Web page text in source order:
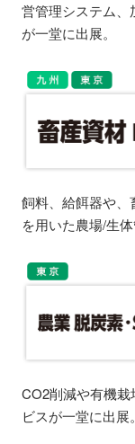
営管理システム、
が一堂に出展。
飼料、給餌器や
を用いた農場/生
CO2削減や有機
ビスが一堂に出展。